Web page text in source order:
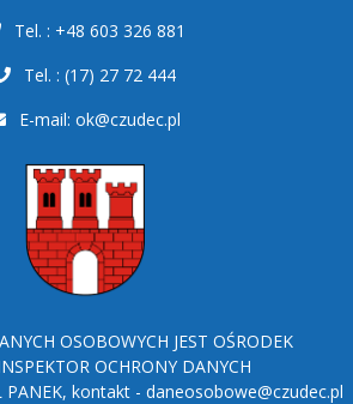
Tel. : +48 603 326 881
Tel. : (17) 27 72 444
E-mail: ok@czudec.pl
OSOBOWYCH JEST OŚRODEK
OCHRONY DANYCH
PANEK, kontakt - daneosobowe@czudec.pl